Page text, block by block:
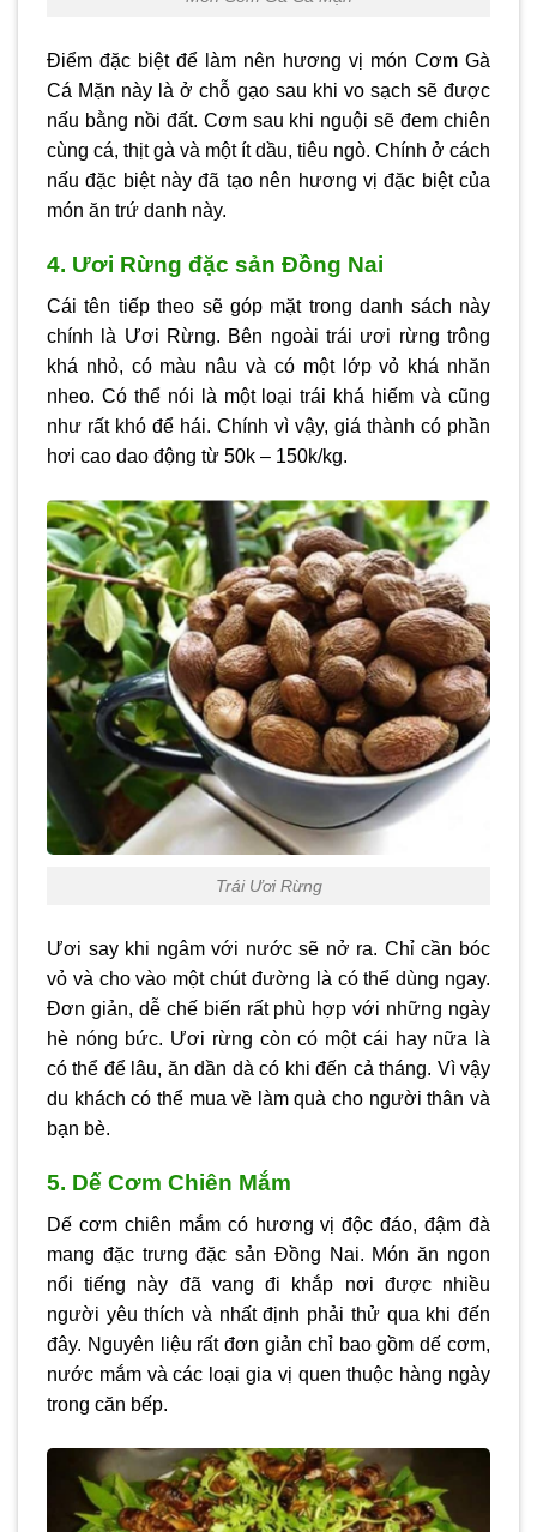
Điểm đặc biệt để làm nên hương vị món Cơm Gà
Cá Mặn này là ở chỗ gạo sau khi vo sạch sẽ được
nấu bằng nồi đất. Cơm sau khi nguội sẽ đem chiên
cùng cá, thịt gà và một ít dầu, tiêu ngò. Chính ở cách
nấu đặc biệt này đã tạo nên hương vị đặc biệt của
món ăn trứ danh này.
4. Ươi Rừng đặc sản Đồng Nai
Cái tên tiếp theo sẽ góp mặt trong danh sách này
chính là Ươi Rừng. Bên ngoài trái ươi rừng trông
khá nhỏ, có màu nâu và có một lớp vỏ khá nhăn
nheo. Có thể nói là một loại trái khá hiếm và cũng
như rất khó để hái. Chính vì vậy, giá thành có phần
hơi cao dao động từ 50k – 150k/kg.
Trái Ươi Rừng
Ươi say khi ngâm với nước sẽ nở ra. Chỉ cần bóc
vỏ và cho vào một chút đường là có thể dùng ngay.
Đơn giản, dễ chế biến rất phù hợp với những ngày
hè nóng bức. Ươi rừng còn có một cái hay nữa là
có thể để lâu, ăn dần dà có khi đến cả tháng. Vì vậy
du khách có thể mua về làm quà cho người thân và
bạn bè.
5. Dế Cơm Chiên Mắm
Dế cơm chiên mắm có hương vị độc đáo, đậm đà
mang đặc trưng đặc sản Đồng Nai. Món ăn ngon
nổi tiếng này đã vang đi khắp nơi được nhiều
người yêu thích và nhất định phải thử qua khi đến
đây. Nguyên liệu rất đơn giản chỉ bao gồm dế cơm,
nước mắm và các loại gia vị quen thuộc hàng ngày
trong căn bếp.